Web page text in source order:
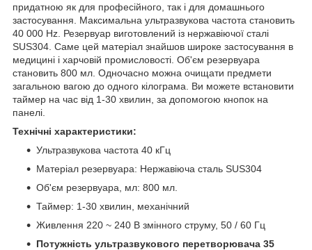
придатною як для професійного, так і для домашнього
застосування. Максимальна ультразвукова частота становить
40 000 Hz. Резервуар виготовлений із нержавіючої сталі
SUS304. Саме цей матеріал знайшов широке застосування в
медицині і харчовій промисловості. Об'єм резервуара
становить 800 мл. Одночасно можна очищати предмети
загальною вагою до одного кілограма. Ви можете встановити
таймер на час від 1-30 хвилин, за допомогою кнопок на
панелі.
Технічні характеристики:
Ультразвукова частота 40 кГц
Матеріал резервуара: Нержавіюча сталь SUS304
Об'єм резервуара, мл: 800 мл.
Таймер: 1-30 хвилин, механічний
Живлення 220 ~ 240 В змінного струму, 50 / 60 Гц
Потужність ультразвукового перетворювача 35